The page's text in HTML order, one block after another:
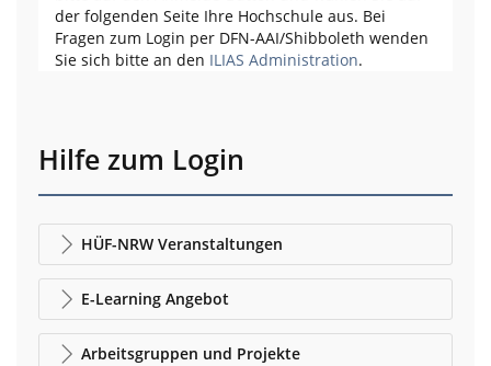
der folgenden Seite Ihre Hochschule aus. Bei
Fragen zum Login per DFN-AAI/Shibboleth wenden
Sie sich bitte an den ILIAS Administration.
Hilfe zum Login
HÜF-NRW Veranstaltungen
E-Learning Angebot
Arbeitsgruppen und Projekte